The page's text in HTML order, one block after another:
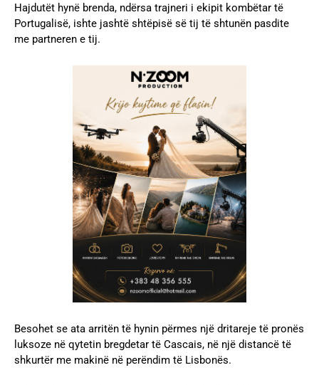
Hajdutët hynë brenda, ndërsa trajneri i ekipit kombëtar të
Portugalisë, ishte jashtë shtëpisë së tij të shtunën pasdite
me partneren e tij.
Besohet se ata arritën të hynin përmes një dritareje të pronës
luksoze në qytetin bregdetar të Cascais, në një distancë të
shkurtër me makinë në perëndim të Lisbonës.